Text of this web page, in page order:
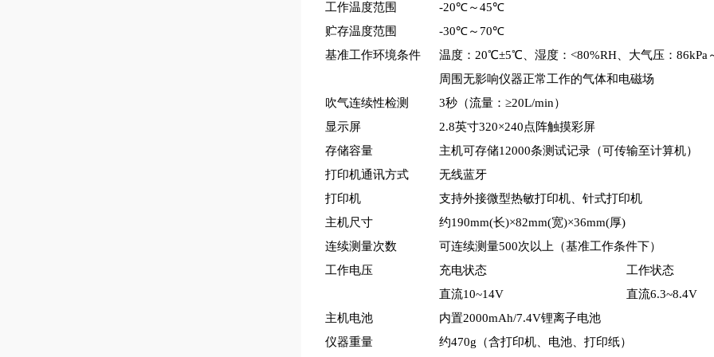
工作温度范围
-20℃～45℃
贮存温度范围
-30℃～70℃
基准工作环境条件
温度：20℃±5℃、湿度：<80%RH、大气压：86kPa
周围无影响仪器正常工作的气体和电磁场
吹气连续性检测
3秒（流量：≥20L/min）
显示屏
2.8英寸320×240点阵触摸彩屏
存储容量
主机可存储12000条测试记录（可传输至计算机）
打印机通讯方式
无线蓝牙
打印机
支持外接微型热敏打印机、针式打印机
主机尺寸
约190mm(长)×82mm(宽)×36mm(厚)
连续测量次数
可连续测量500次以上（基准工作条件下）
工作电压
充电状态
工作状态
直流10~14V
直流6.3~8.4V
主机电池
内置2000mAh/7.4V锂离子电池
仪器重量
约470g（含打印机、电池、打印纸）